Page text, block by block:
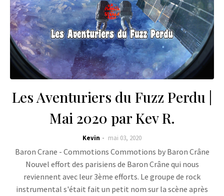
Les Aventuriers du Fuzz Perdu |
Mai 2020 par Kev R.
Kevin mai 03, 2020
Baron Crane - Commotions Commotions by Baron Crâne
Nouvel effort des parisiens de Baron Crâne qui nous
reviennent avec leur 3ème efforts. Le groupe de rock
instrumental s'était fait un petit nom sur la scène après